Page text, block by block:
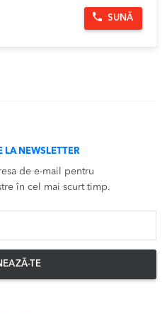
SUNĂ
LA NEWSLETTER
de e-mail pentru
în cel mai scurt timp.
TE